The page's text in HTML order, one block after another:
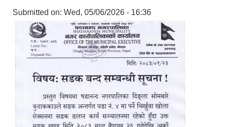
Submitted on: Wed, 05/06/2026 - 16:36